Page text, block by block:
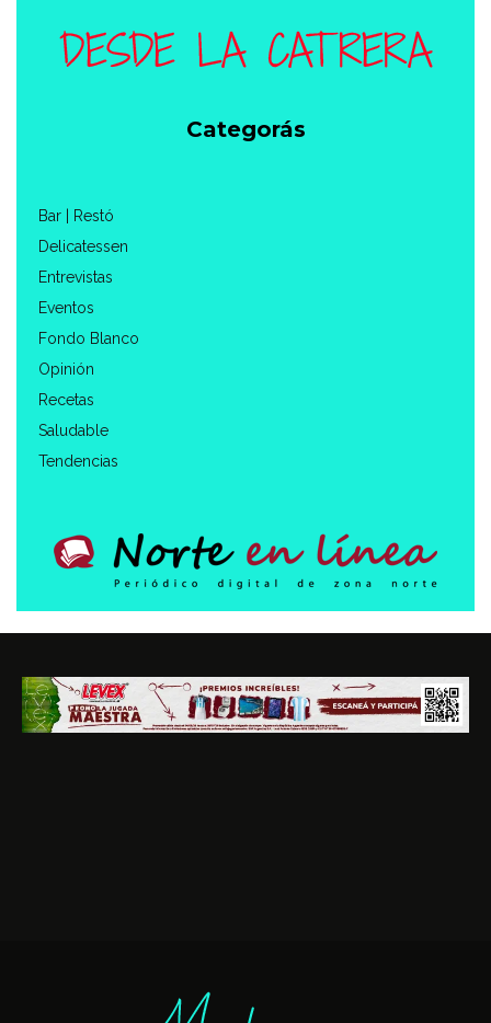
Categorás
Bar | Restó
Delicatessen
Entrevistas
Eventos
Fondo Blanco
Opinión
Recetas
Saludable
Tendencias